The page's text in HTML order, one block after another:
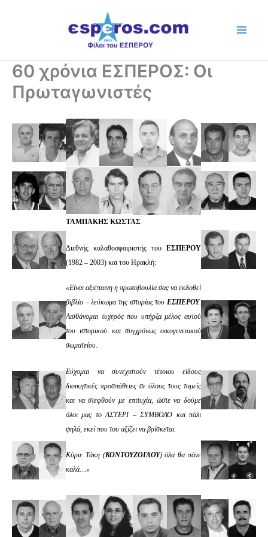
60 χρόνια ΕΣΠΕΡΟΣ: Οι
Πρωταγωνιστές
ΤΑΜΠΑΚΗΣ ΚΩΣΤΑΣ
Διεθνής καλαθοσφαιριστής του ΕΣΠΕΡΟΥ
(1982 – 2003) και του Ηρακλή:
«Είναι αξιέπαινη η πρωτοβουλία σας να εκδοθεί
βιβλίο – λεύκωμα της ιστορίας του ΕΣΠΕΡΟΥ.
Αισθάνομαι τυχερός που υπήρξα μέλος αυτού
του ιστορικού και συγχρόνως οικογενειακού
σωματείου.
Εύχομαι να συνεχιστούν τέτοιου είδους
διοικητικές προσπάθειες σε όλους τους τομείς
και να στεφθούν με επιτυχία, ώστε να δούμε
όλοι μας το ΑΣΤΕΡΙ – ΣΥΜΒΟΛΟ και πάλι
ψηλά, εκεί που του αξίζει να βρίσκεται.
Κύριε Τάκη (ΚΟΝΤΟΥΖΟΓΛΟΥ) όλα θα πάνε
καλά…»